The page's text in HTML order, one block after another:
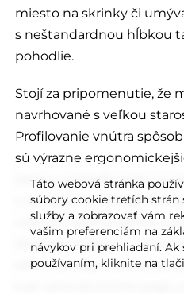
miesto na skrinky či
s neštandardnou hĺbkou
pohodlie.
Stojí za pripomenutie, že
navrhované s veľkou
Profilovanie vnútra
sú výrazne
sklonu operadla majú za
s rovnakými vonkajšími
celkom odlišný zážitok z
dizajnéri zajedno – vaňu
ešte v predajni. Iba
Táto webová stránka
súbory cookie tretích strán
služby a zobrazovať vám
vašim preferenciám na
návykov pri prehliadaní. Ak
používaním, kliknite na